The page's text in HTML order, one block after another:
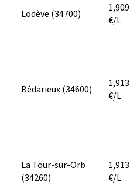
Lodève (34700)
1,909
€/L
Bédarieux(34600)
1,913
€/L
La Tour-sur-Orb
(34260)
1,913
€/L